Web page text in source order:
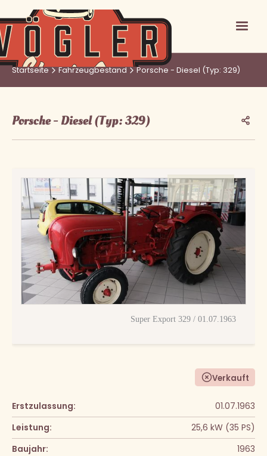
Startseite Fahrzeugbestand Porsche - Diesel (Typ: 329)
Porsche - Diesel (Typ: 329)
Super Export 329 / 01.07.1963
Verkauft
Erstzulassung:
01.07.1963
Leistung:
25,6 kW (35 PS)
Baujahr:
1963